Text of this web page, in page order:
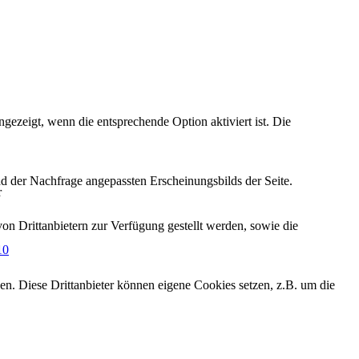
wenn die entsprechende Option aktiviert ist. Die
Nachfrage angepassten Erscheinungsbilds der Seite.
Drittanbietern zur Verfügung gestellt werden, sowie die
Diese Drittanbieter können eigene Cookies setzen, z.B. um die